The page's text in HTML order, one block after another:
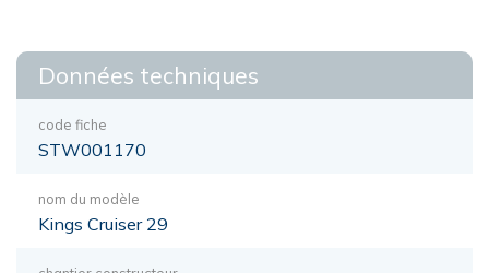
Données techniques
code fiche
STW001170
nom du modèle
Kings Cruiser 29